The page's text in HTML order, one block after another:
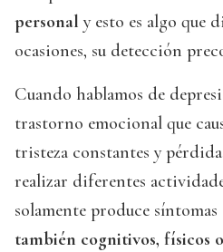
personal y esto es algo que
ocasiones, su detección
Cuando hablamos de
trastorno emocional que
tristeza constantes y
realizar diferentes
solamente produce síntomas
también cognitivos, físicos